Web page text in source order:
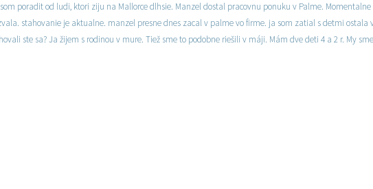
poradit od ludi, ktori ziju na Mallorce dlhsie. Manzel dostal pracovnu ponuku v Palme.
stahovanie je aktualne. manzel presne dnes zacal v palme vo firme. ja som zatial s detmi ostala
ste sa? Ja žijem s rodinou v mure. Tiež sme to podobne riešili v máji. Mám dve deti 4 a 2 r. My